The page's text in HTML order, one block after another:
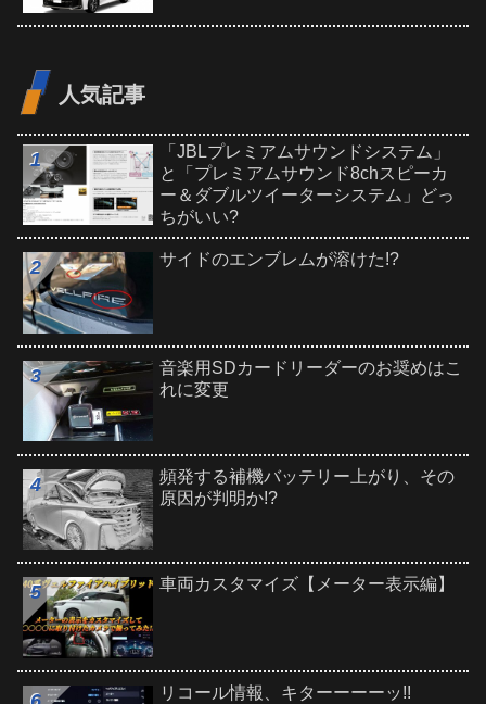
人気記事
「JBLプレミアムサウンドシステム」
と「プレミアムサウンド8chスピーカ
ー＆ダブルツイーターシステム」どっ
ちがいい?
サイドのエンブレムが溶けた!?
音楽用SDカードリーダーのお奨めはこ
れに変更
頻発する補機バッテリー上がり、その
原因が判明か!?
車両カスタマイズ【メーター表示編】
リコール情報、キターーーーッ!!